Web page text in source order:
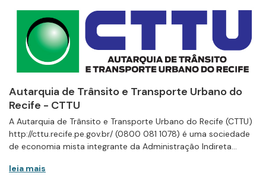
Autarquia de Trânsito e Transporte Urbano do
Recife - CTTU
A Autarquia de Trânsito e Transporte Urbano do Recife (CTTU)
http://cttu.recife.pe.gov.br/ (0800 081 1078) é uma sociedade
de economia mista integrante da Administração Indireta...
leia mais